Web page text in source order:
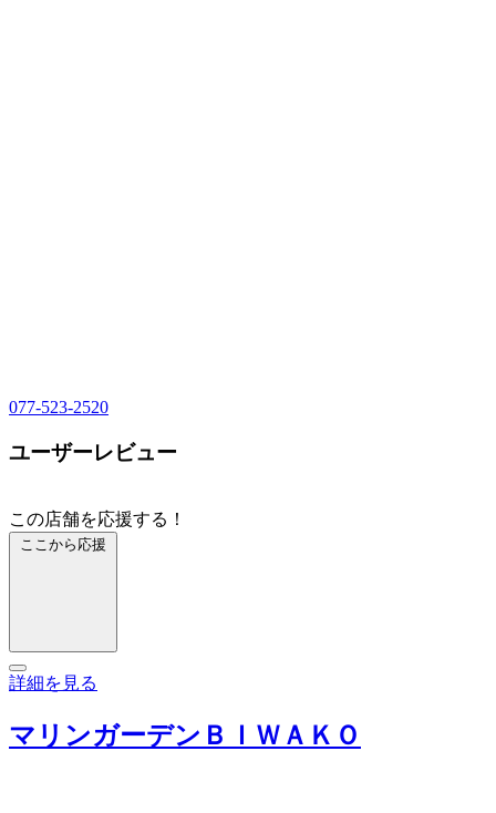
077-523-2520
ユーザーレビュー
この店舗を応援する！
ここから応援
詳細を見る
マリンガーデンＢＩＷＡＫＯ